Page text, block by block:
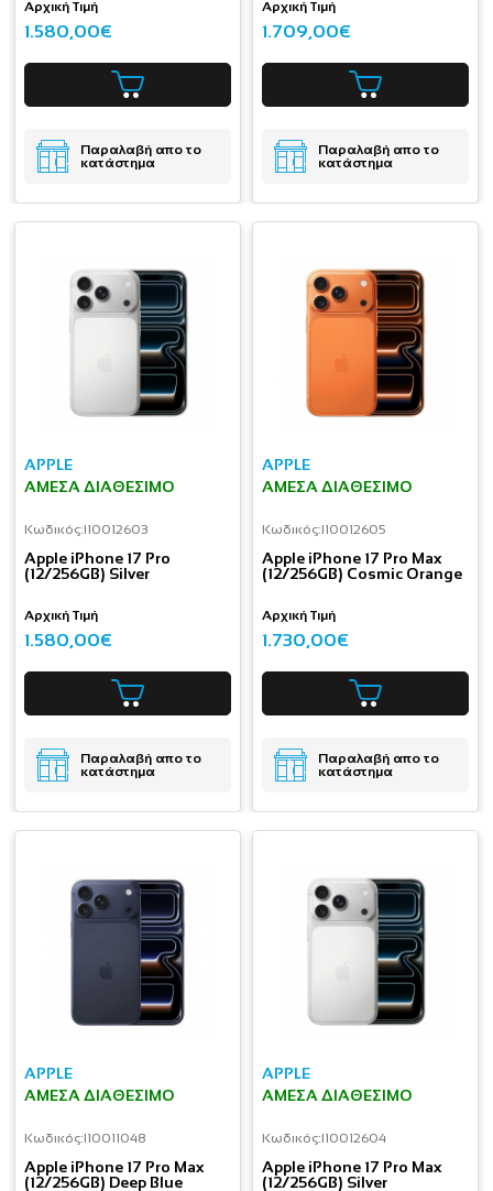
Αρχική Τιμή
1.580,00€
Παραλαβή απο το
κατάστημα
Αρχική Τιμή
1.709,00€
Παραλαβή απο το
κατάστημα
APPLE
ΆΜΕΣΑ ΔΙΑΘΈΣΙΜΟ
Κωδικός:I10012603
Apple iPhone 17 Pro
(12/256GB) Silver
Αρχική Τιμή
1.580,00€
Παραλαβή απο το
κατάστημα
APPLE
ΆΜΕΣΑ ΔΙΑΘΈΣΙΜΟ
Κωδικός:I10012605
Apple iPhone 17 Pro Max
(12/256GB) Cosmic Orange
Αρχική Τιμή
1.730,00€
Παραλαβή απο το
κατάστημα
APPLE
ΆΜΕΣΑ ΔΙΑΘΈΣΙΜΟ
Κωδικός:I10011048
Apple iPhone 17 Pro Max
(12/256GB) Deep Blue
APPLE
ΆΜΕΣΑ ΔΙΑΘΈΣΙΜΟ
Κωδικός:I10012604
Apple iPhone 17 Pro Max
(12/256GB) Silver